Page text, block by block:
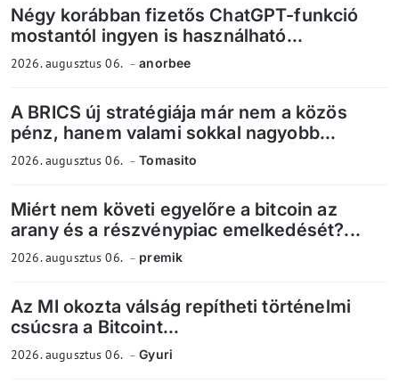
Négy korábban fizetős ChatGPT-funkció
mostantól ingyen is használható...
2026. augusztus 06. anorbee
A BRICS új stratégiája már nem a közös
pénz, hanem valami sokkal nagyobb...
2026. augusztus 06. Tomasito
Miért nem követi egyelőre a bitcoin az
arany és a részvénypiac emelkedését?...
2026. augusztus 06. premik
Az MI okozta válság repítheti történelmi
csúcsra a Bitcoint...
2026. augusztus 06. Gyuri